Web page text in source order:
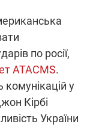
по росії,
ATACMS.
у
Кірбі
України